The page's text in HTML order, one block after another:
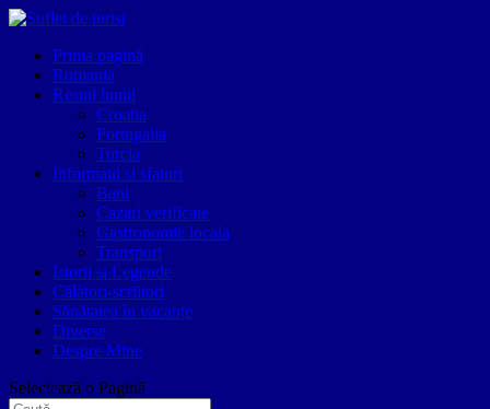
Prima pagină
Romania
Restul lumii
Croatia
Portugalia
Turcia
Informatii si sfaturi
Bani
Cazari verificate
Gastronomie locala
Transport
Istorii si Legende
Călători-scriitori
Sănătatea în vacanțe
Diverse
Despre Mine
Selectează o Pagină